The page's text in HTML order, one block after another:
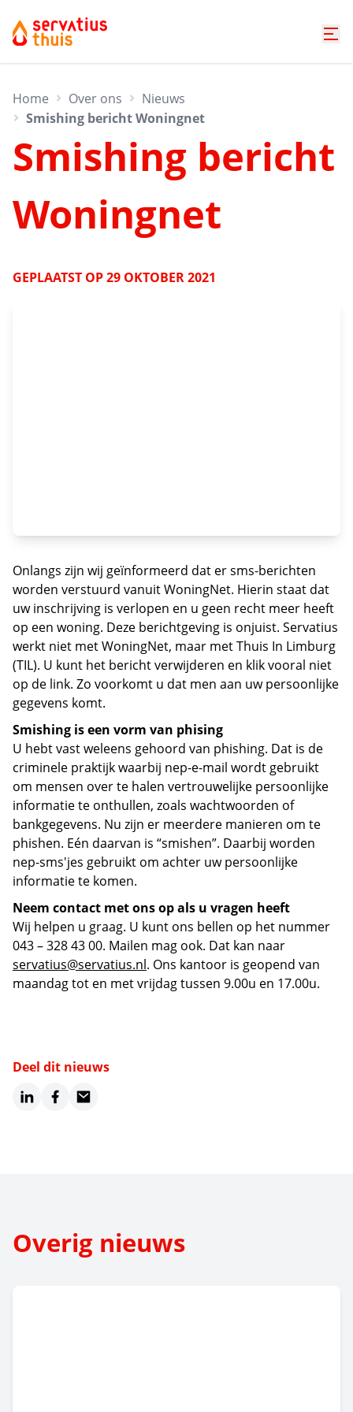
Home Over ons
Nieuws
Smishing bericht Woningnet
Smishing bericht
Woningnet
GEPLAATST OP29 OKTOBER 2021
Onlangs zijn wij geïnformeerd dat er sms-berichten
worden verstuurd vanuit WoningNet. Hierin staat dat
uw inschrijving is verlopen en u geen recht meer heeft
op een woning. Deze berichtgeving is onjuist. Servatius
werkt niet met WoningNet, maar met Thuis In Limburg
(TIL). U kunt het bericht verwijderen en klik vooral niet
op de link. Zo voorkomt u dat men aan uw persoonlijke
gegevens komt.
Smishing is een vorm van phising
U hebt vast weleens gehoord van phishing. Dat is de
criminele praktijk waarbij nep-e-mail wordt gebruikt
om mensen over te halen vertrouwelijke persoonlijke
informatie te onthullen, zoals wachtwoorden of
bankgegevens. Nu zijn er meerdere manieren om te
phishen. Eén daarvan is “smishen”. Daarbij worden
nep-sms'jes gebruikt om achter uw persoonlijke
informatie te komen.
Neem contact met ons op als u vragen heeft
Wij helpen u graag. U kunt ons bellen op het nummer
043 – 328 43 00. Mailen mag ook. Dat kan naar
servatius@servatius.nl. Ons kantoor is geopend van
maandag tot en met vrijdag tussen 9.00u en 17.00u.
Deel dit nieuws
LinkedInFacebook
Email
Overig nieuws